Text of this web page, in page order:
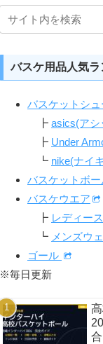
バスケ用品人気ラ
バスケットシ
┣ asics(アシ
┣ Under
┗ nike(ナイ
バスケットボー
バスケウエア
┣ レディー
┗ メンズウ
ゴール
※毎日更新